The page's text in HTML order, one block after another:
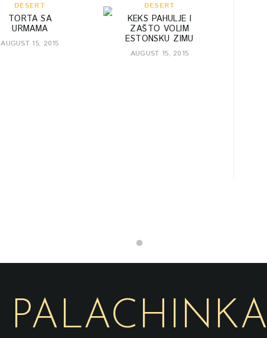
DESERT
TORTA SA
URMAMA
AUGUST 15, 2015
DESERT
KEKS PAHULJE I
ZAŠTO VOLIM
ESTONSKU ZIMU
AUGUST 15, 2015
PALACHINKA